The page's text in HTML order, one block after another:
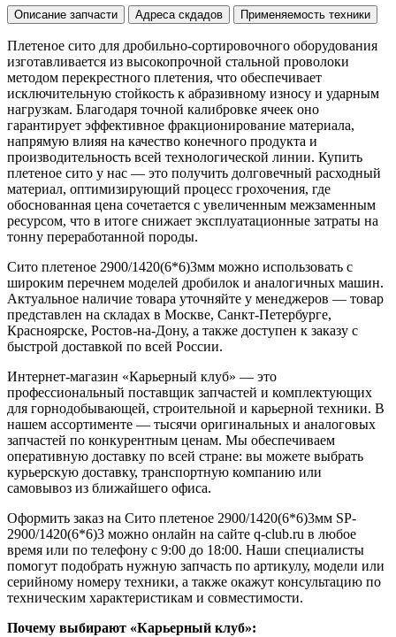
Описание запчасти Адреса скдадов Применяемость техники
Плетеное сито для дробильно-сортировочного оборудования
изготавливается из высокопрочной стальной проволоки
методом перекрестного плетения, что обеспечивает
исключительную стойкость к абразивному износу и ударным
нагрузкам. Благодаря точной калибровке ячеек оно
гарантирует эффективное фракционирование материала,
напрямую влияя на качество конечного продукта и
производительность всей технологической линии. Купить
плетеное сито у нас — это получить долговечный расходный
материал, оптимизирующий процесс грохочения, где
обоснованная цена сочетается с увеличенным межзаменным
ресурсом, что в итоге снижает эксплуатационные затраты на
тонну переработанной породы.
Сито плетеное 2900/1420(6*6)3мм можно использовать с
широким перечнем моделей дробилок и аналогичных машин.
Актуальное наличие товара уточняйте у менеджеров — товар
представлен на складах в Москве, Санкт-Петербурге,
Красноярске, Ростов-на-Дону, а также доступен к заказу с
быстрой доставкой по всей России.
Интернет-магазин «Карьерный клуб» — это
профессиональный поставщик запчастей и комплектующих
для горнодобывающей, строительной и карьерной техники. В
нашем ассортименте — тысячи оригинальных и аналоговых
запчастей по конкурентным ценам. Мы обеспечиваем
оперативную доставку по всей стране: вы можете выбрать
курьерскую доставку, транспортную компанию или
самовывоз из ближайшего офиса.
Оформить заказ на Сито плетеное 2900/1420(6*6)3мм SP-
2900/1420(6*6)3 можно онлайн на сайте q-club.ru в любое
время или по телефону с 9:00 до 18:00. Наши специалисты
помогут подобрать нужную запчасть по артикулу, модели или
серийному номеру техники, а также окажут консультацию по
техническим характеристикам и совместимости.
Почему выбирают «Карьерный клуб»: